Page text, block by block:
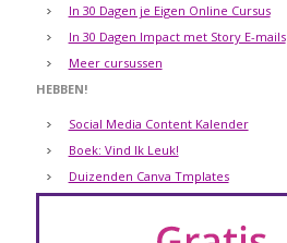
In 30 Dagen je Eigen Online Cursus
In 30 Dagen Impact met Story E-mails
Meer cursussen
HEBBEN!
Social Media Content Kalender
Boek: Vind Ik Leuk!
Duizenden Canva Tmplates